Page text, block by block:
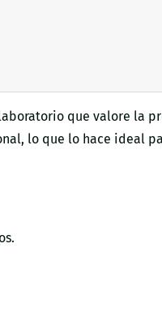
que valore la
lo que lo hace ideal